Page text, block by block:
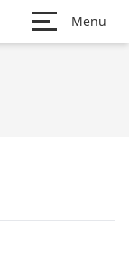
Menu